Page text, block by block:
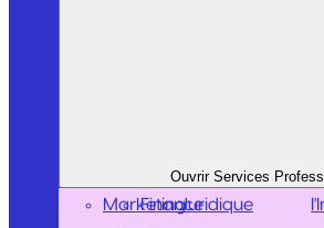
Ouvrir Services
Marketing
FinanceJuridique